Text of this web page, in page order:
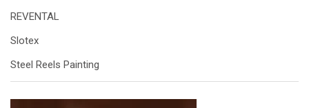
REVENTAL
Slotex
Steel Reels Painting